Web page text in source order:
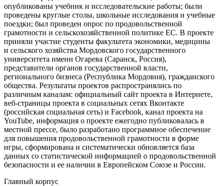
опубликованы учебник и исследовательские работы; были
проведены круглые столы, школьные исследования и учебные
поездки; был проведен опрос по продовольственной
грамотности и сельскохозяйственной политике ЕС. В проекте
приняли участие студенты факультета экономики, медицины
и сельского хозяйства Мордовского государственного
университета имени Огарева (Саранск, Россия),
представители органов государственной власти,
регионального бизнеса (Республика Мордовия), гражданского
общества. Результаты проектов распространялись по
различным каналам: официальный сайт проекта в Интернете,
веб-страницы проекта в социальных сетях Вконтакте
(российская социальная сеть) и Facebook, канал проекта на
YouTube, информация о проекте ежегодно публиковалась в
местной прессе, было разработано программное обеспечение
для повышения продовольственной грамотности в форме
игры, сформирована и систематически обновляется база
данных со статистической информацией о продовольственной
безопасности и ее наличии в Европейском Союзе и России.
Главный корпус